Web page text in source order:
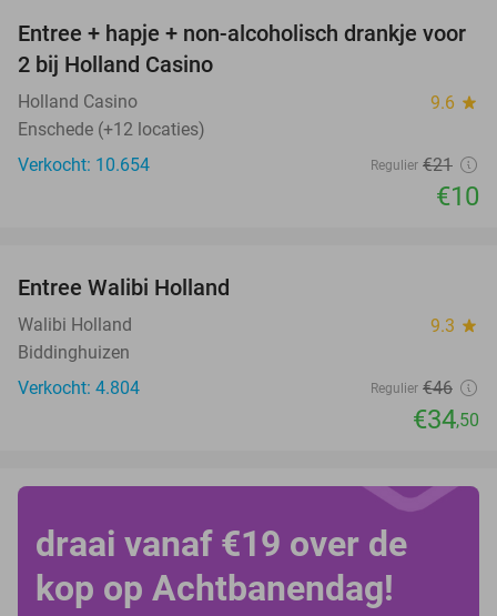
52%
Entree + hapje + non-alcoholisch drankje voor
2 bij Holland Casino
Holland Casino 9.6 star
Enschede (+12 locaties)
Verkocht: 10.654
Regulier €21
€10
Entree Walibi Holland
Walibi Holland 9.3 star
Biddinghuizen
Verkocht: 4.804
Regulier €46
€34,50
draai vanaf €19 over de
kop op Achtbanendag!